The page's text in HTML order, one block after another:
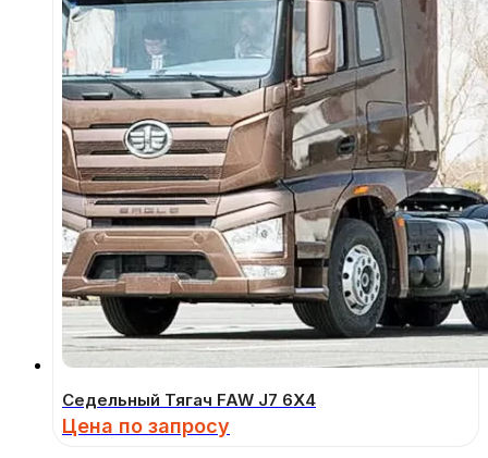
Седельный Тягач FAW J7 6Х4
Цена по запросу